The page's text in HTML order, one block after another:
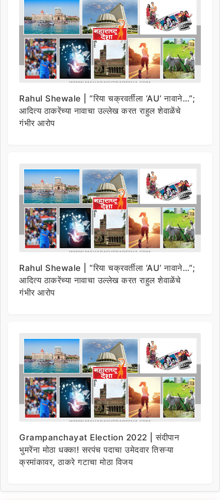
Rahul Shewale | “रिया चक्रवर्तीला ‘AU’ नावाने…”;
आदित्य ठाकरेंच्या नावाचा उल्लेख करत राहुल शेवाळेंचे
गंभीर आरोप
Rahul Shewale | “रिया चक्रवर्तीला ‘AU’ नावाने…”;
आदित्य ठाकरेंच्या नावाचा उल्लेख करत राहुल शेवाळेंचे
गंभीर आरोप
Grampanchayat Election 2022 | संदीपान
भुमरेंना मोठा धक्का! सरपंच पदाचा उमेदवार तिसऱ्या
क्रमांकावर, ठाकरे गटाचा मोठा विजय